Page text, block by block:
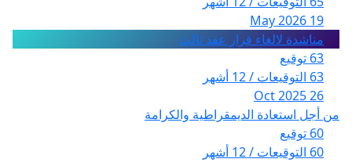
19 May 2026
مناشدة لالغاء قرار عقد ثالث
63 توقيع
63 التوقيعات / 12 أشهر
26 Oct 2025
من أجل استعادة الديمقراطية والكرامة
60 توقيع
60 التوقيعات / 12 أشهر